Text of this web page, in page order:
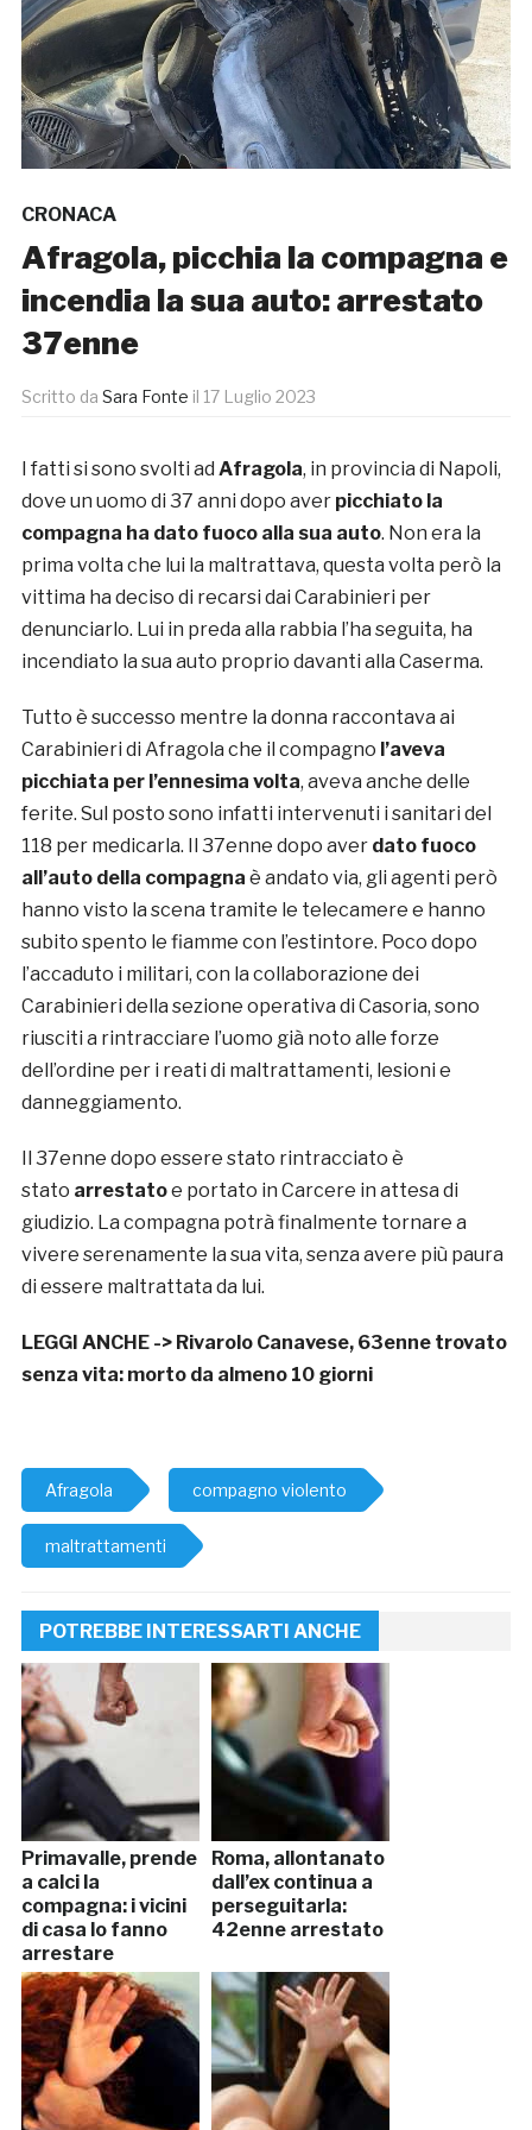
CRONACA
Afragola, picchia la compagna e
incendia la sua auto: arrestato
37enne
Scritto da Sara Fonte il 17 Luglio 2023
I fatti si sono svolti ad Afragola, in provincia di Napoli,
dove un uomo di 37 anni dopo aver picchiato la
compagna ha dato fuoco alla sua auto. Non era la
prima volta che lui la maltrattava, questa volta però la
vittima ha deciso di recarsi dai Carabinieri per
denunciarlo. Lui in preda alla rabbia l’ha seguita, ha
incendiato la sua auto proprio davanti alla Caserma.
Tutto è successo mentre la donna raccontava ai
Carabinieri di Afragola che il compagno l’aveva
picchiata per l’ennesima volta, aveva anche delle
ferite. Sul posto sono infatti intervenuti i sanitari del
118 per medicarla. Il 37enne dopo averdato fuoco
all’auto della compagna è andato via, gli agenti però
hanno visto la scena tramite le telecamere e hanno
subito spento le fiamme con l’estintore. Poco dopo
l’accaduto i militari, con la collaborazione dei
Carabinieri della sezione operativa di Casoria, sono
riusciti a rintracciare l’uomo già noto alle forze
dell’ordine per i reati di maltrattamenti, lesioni e
danneggiamento.
Il 37enne dopo essere stato rintracciato è
stato arrestatoe portato in Carcere in attesa di
giudizio. La compagna potrà finalmente tornare a
vivere serenamente la sua vita, senza avere più paura
di essere maltrattata da lui.
LEGGI ANCHE -> Rivarolo Canavese, 63enne trovato
senza vita: morto da almeno 10 giorni
Afragola compagno violento
maltrattamenti
POTREBBE INTERESSARTI ANCHE
Primavalle, prende
a calci la
compagna: i vicini
di casa lo fanno
arrestare
Roma, allontanato
dall’ex continua a
perseguitarla:
42enne arrestato